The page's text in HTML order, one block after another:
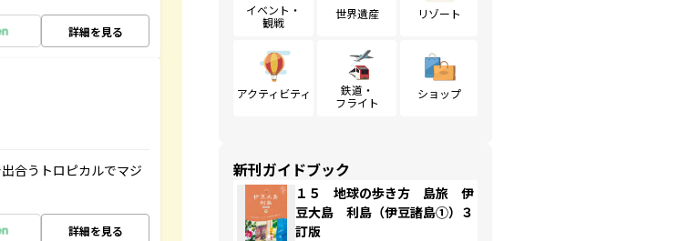
詳細を見る
合うトロピカルでマジ
詳細を見る
イベント・
観戦
世界遺産 リゾート
アクティビティ
鉄道・
フライト
ショップ
新刊ガイドブック
１５ 地球の歩き方 島旅 伊
豆大島 利島（伊豆諸島①）３
訂版